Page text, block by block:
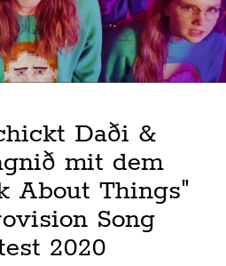
Eder
<3
Daði &
mit dem
About Things"
Song
2020